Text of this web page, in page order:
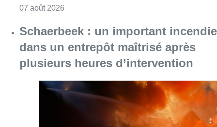
07 août 2026
Schaerbeek : un important incendie
dans un entrepôt maîtrisé après
plusieurs heures d’intervention